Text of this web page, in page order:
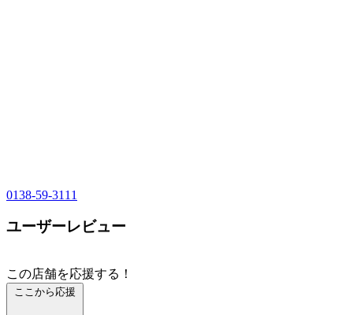
0138-59-3111
ユーザーレビュー
この店舗を応援する！
ここから応援